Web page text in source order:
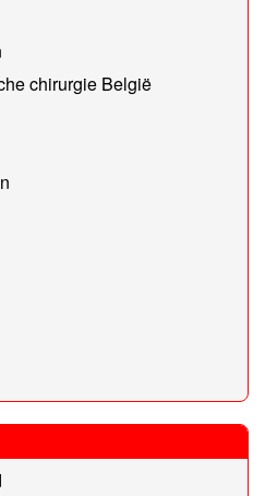
chirurgie België